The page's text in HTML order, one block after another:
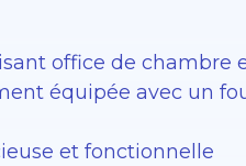
office de chambre
équipée avec un
et fonctionnelle